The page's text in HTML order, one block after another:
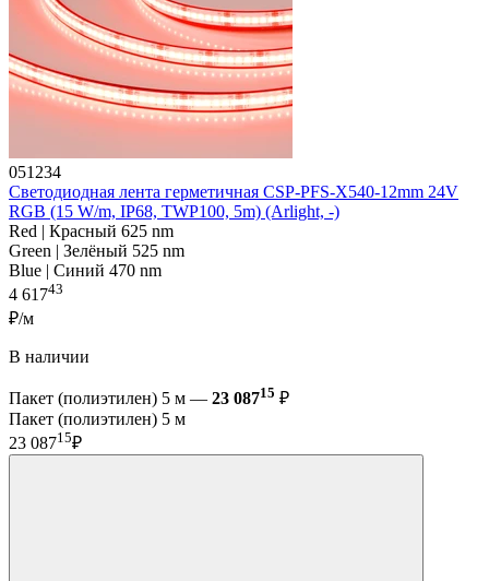
051234
Светодиодная лента герметичная CSP-PFS-X540-12mm 24V
RGB (15 W/m, IP68, TWP100, 5m) (Arlight, -)
Red | Красный 625 nm
Green | Зелёный 525 nm
Blue | Синий 470 nm
4 61743
₽/м
В наличии
Пакет (полиэтилен) 5 м — 23 08715 ₽
Пакет (полиэтилен) 5 м
23 08715₽